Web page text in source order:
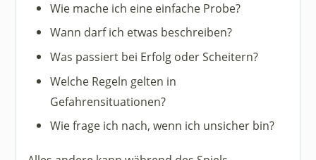
Wie mache ich eine einfache Probe?
Wann darf ich etwas beschreiben?
Was passiert bei Erfolg oder Scheitern?
Welche Regeln gelten in
Gefahrensituationen?
Wie frage ich nach, wenn ich unsicher bin?